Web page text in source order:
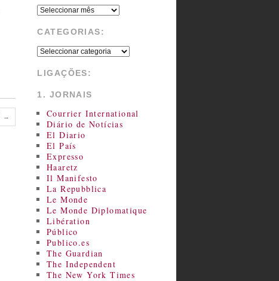
→
CATEGORIAS:
LIGAÇÕES:
1. JORNAIS
Courrier International
Diário de Notícias
El Diario
El País
Expresso
Haaretz
Il Manifesto
La Repubblica
Le Monde
Le Monde Diplomatique
Libération
Público
Publico.es
The Guardian
The Independent
The New York Times